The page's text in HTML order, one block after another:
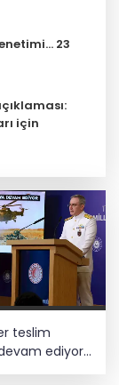
23
için
teslim
ediyor...